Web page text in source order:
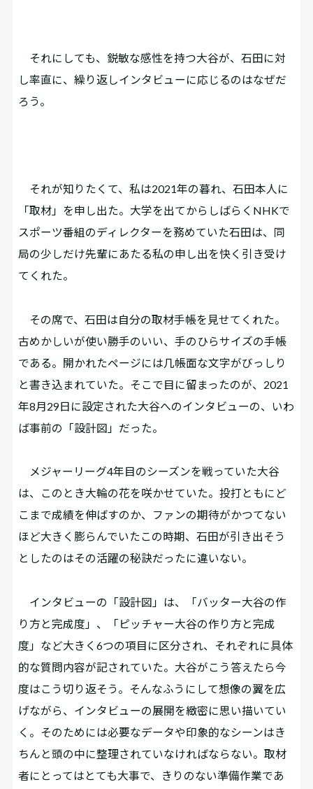
それにしても、鋭敏な感性を持つ大谷が、石田に対
し率直に、繰り返しインタビューに応じるのはなぜだ
ろう。
それが知りたくて、私は2021年の暮れ、石田本人に
「取材」を申し出た。大学を出てからしばらくNHKで
スポーツ番組のディレクターを務めていた石田は、同
局の少しだけ先輩にあたる私の申し出を快く引き受け
てくれた。
その席で、石田は自分の取材手帳を見せてくれた。
古めかしいが使い勝手のいい、手のひらサイズの手帳
である。開かれたページには几帳面な文字がびっしり
と書き込まれていた。そこで目に留まったのが、2021
年8月29日に設定された大谷へのインタビューの、いわ
ば事前の「設計図」だった。
メジャーリーグ4年目のシーズンを戦っていた大谷
は、このとき大輪の花を咲かせていた。投打ともにど
こまで成績を伸ばすのか、ファンの期待がかつてない
ほど大きく膨らんでいたこの時期、石田が引き出そう
としたのはその活躍の秘訣だったに違いない。
インタビューの「設計図」は、「バッター大谷の作
り方と完成度」、「ピッチャー大谷の作り方と完成
度」など大きく6つの項目に区分され、それぞれに具体
的な質問内容が記されていた。大谷がこう答えたら今
度はこう切り返そう。そんなふうにして想像の翼を広
げながら、インタビューの展開を緻密に思い描いてい
く。そのためには必要なデータや印象的なシーンはき
ちんと頭の中に整理されていなければならない。取材
者にとってはとても大事で、きりのない準備作業であ